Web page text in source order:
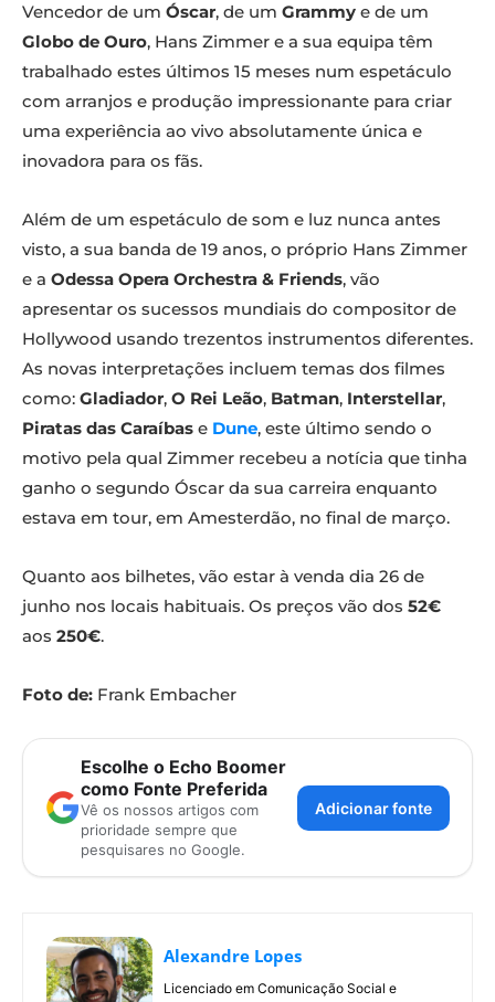
Vencedor de um Óscar, de um Grammy e de um
Globo de Ouro, Hans Zimmer e a sua equipa têm
trabalhado estes últimos 15 meses num espetáculo
com arranjos e produção impressionante para criar
uma experiência ao vivo absolutamente única e
inovadora para os fãs.
Além de um espetáculo de som e luz nunca antes
visto, a sua banda de 19 anos, o próprio Hans Zimmer
e a Odessa Opera Orchestra & Friends, vão
apresentar os sucessos mundiais do compositor de
Hollywood usando trezentos instrumentos diferentes.
As novas interpretações incluem temas dos filmes
como: Gladiador, O Rei Leão, Batman, Interstellar,
Piratas das Caraíbas e Dune, este último sendo o
motivo pela qual Zimmer recebeu a notícia que tinha
ganho o segundo Óscar da sua carreira enquanto
estava em tour, em Amesterdão, no final de março.
Quanto aos bilhetes, vão estar à venda dia 26 de
junho nos locais habituais. Os preços vão dos 52€
aos 250€.
Foto de: Frank Embacher
Escolhe o Echo Boomer
como Fonte Preferida
Vê os nossos artigos com
prioridade sempre que
pesquisares no Google.
Adicionar fonte
Alexandre Lopes
Licenciado em Comunicação Social e